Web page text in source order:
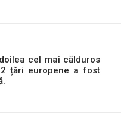
cel mai călduros
țări europene a fost